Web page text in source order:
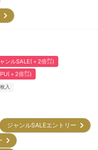
ンルSALE(＋2倍㌽)
＋2倍㌽)
枚入
ジャンルSALEエントリー